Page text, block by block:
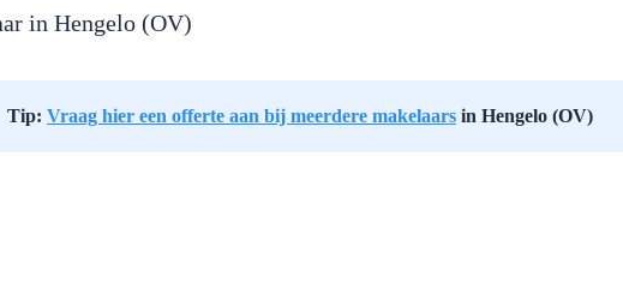
in Hengelo (OV)
Tip: Vraag hier een offerte aan bij meerdere makelaars in Hengelo (OV)